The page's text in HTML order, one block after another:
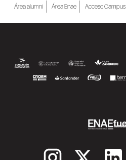
Área alumni Área Enae Acceso Campus